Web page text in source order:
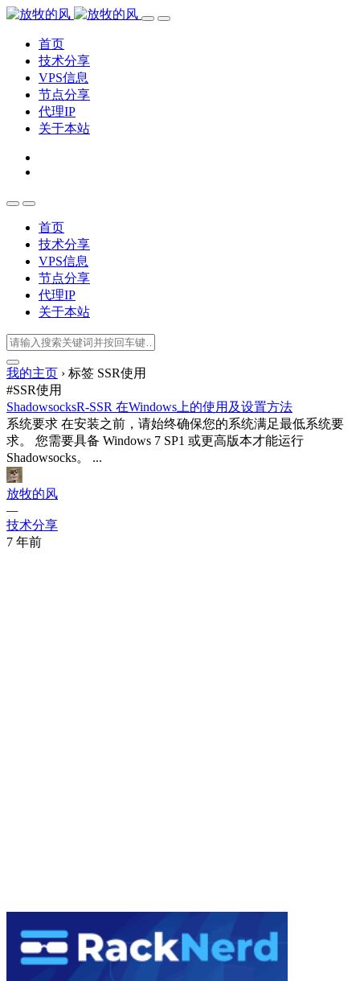
首页
技术分享
VPS信息
节点分享
代理IP
关于本站
首页
技术分享
VPS信息
节点分享
代理IP
关于本站
我的主页 › 标签 SSR使用
#SSR使用
ShadowsocksR-SSR 在Windows上的使用及设置方法
系统要求 在安装之前，请始终确保您的系统满足最低系统要
求。 您需要具备 Windows 7 SP1 或更高版本才能运行
Shadowsocks。 ...
放牧的风
—
技术分享
7 年前